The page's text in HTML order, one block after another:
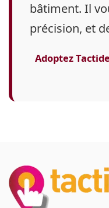
bâtiment. Il
précision, et
Adoptez